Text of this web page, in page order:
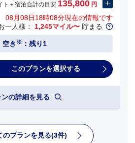
ト＋宿泊合計の目安 135,800 円
08月08日18時08分現在の情報です
一人様： 1,245マイル〜 貯まる
空き ※ ：残り1
ンの詳細を見る
のプランを見る(3件)